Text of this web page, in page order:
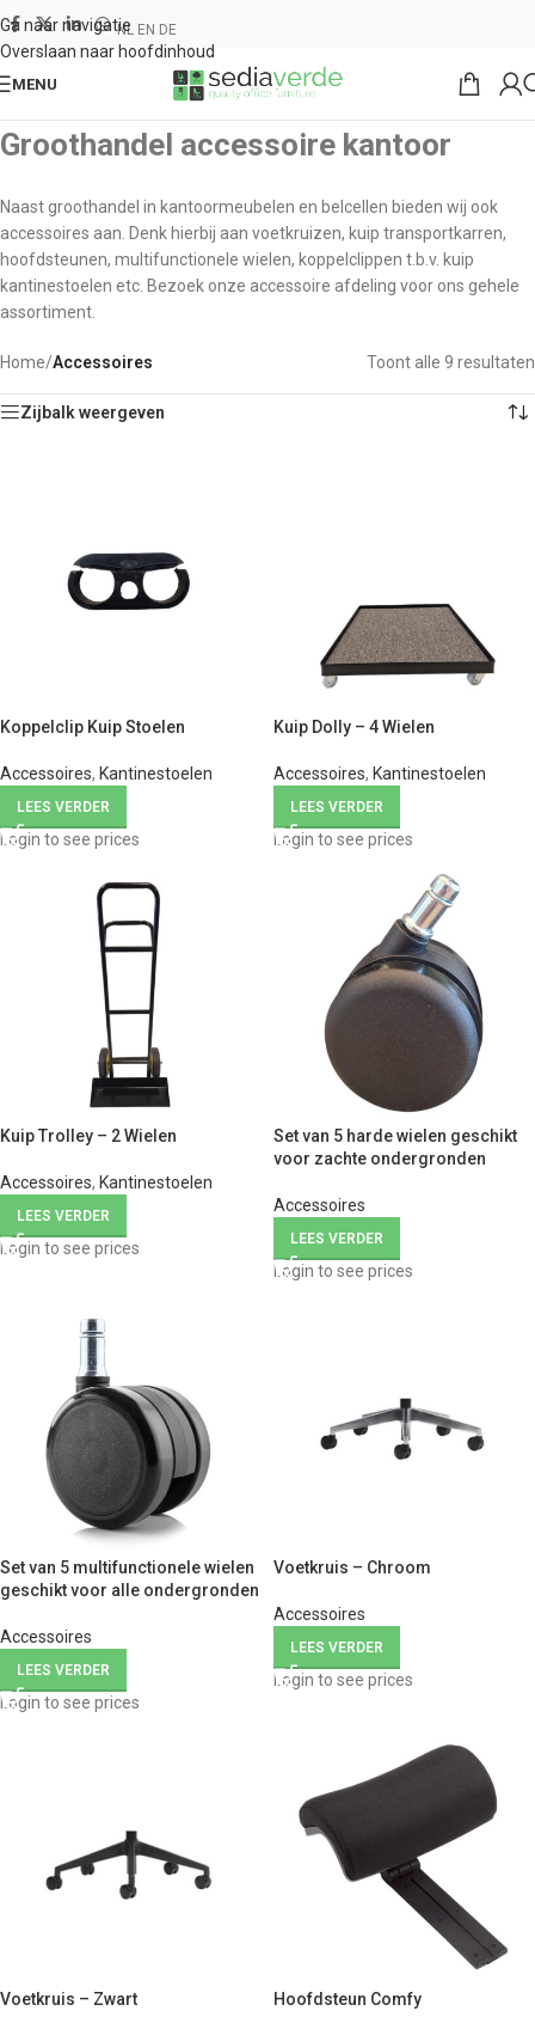
Ga naar navigatie
Overslaan naar hoofdinhoud
NL EN DE
MENU
Groothandel accessoire kantoor
Naast groothandel in kantoormeubelen en belcellen bieden wij ook
accessoires aan. Denk hierbij aan voetkruizen, kuip transportkarren,
hoofdsteunen, multifunctionele wielen, koppelclippen t.b.v. kuip
kantinestoelen etc. Bezoek onze accessoire afdeling voor ons gehele
assortiment.
Home/Accessoires Toont alle 9 resultaten
Zijbalk weergeven
Koppelclip Kuip Stoelen
Accessoires, Kantinestoelen
LEES VERDER
Login to see prices
Kuip Dolly – 4 Wielen
Accessoires, Kantinestoelen
LEES VERDER
Login to see prices
Kuip Trolley – 2 Wielen
Accessoires, Kantinestoelen
LEES VERDER
Login to see prices
Set van 5 harde wielen geschikt
voor zachte ondergronden
Accessoires
LEES VERDER
Login to see prices
Set van 5 multifunctionele wielen
geschikt voor alle ondergronden
Accessoires
LEES VERDER
Login to see prices
Voetkruis – Chroom
Accessoires
LEES VERDER
Login to see prices
Voetkruis – Zwart Hoofdsteun Comfy